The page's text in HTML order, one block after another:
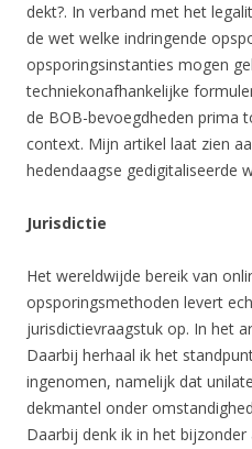
dekt?. In verband met het
de wet welke indringende
opsporingsinstanties mogen
techniekonafhankelijke
de BOB-bevoegdheden prima
context. Mijn artikel laat zien
hedendaagse gedigitaliseerde
Jurisdictie
Het wereldwijde bereik van
opsporingsmethoden levert
jurisdictievraagstuk op. In het
Daarbij herhaal ik het
ingenomen, namelijk dat
dekmantel onder
Daarbij denk ik in het